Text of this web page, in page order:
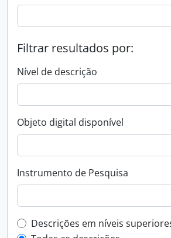
Filtrar resultados por:
Nível de descrição
Objeto digital disponível
Instrumento de Pesquisa
Filtro de descrição de
Descrições em níveis